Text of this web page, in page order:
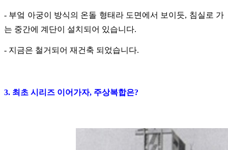
- 부엌 아궁이 방식의 온돌 형태라 도면에서 보이듯, 침실로 가
는 중간에 계단이 설치되어 있습니다.
- 지금은 철거되어 재건축 되었습니다.
3. 최초 시리즈 이어가자, 주상복합은?